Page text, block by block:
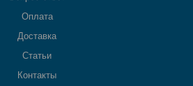
Оплата
Доставка
Статьи
Контакты